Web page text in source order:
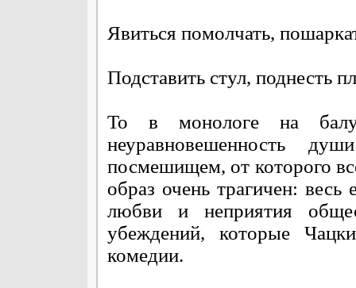
Явиться помолчать,
Подставить стул, поднесть
То в монологе на
неуравновешенность
посмешищем, от которого
образ очень трагичен:
любви и неприятия
убеждений, которые
комедии.